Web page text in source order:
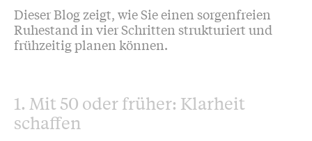
Dieser Blog zeigt, wie Sie einen sorgenfreien
Ruhestand in vier Schritten strukturiert und
frühzeitig planen können.
1. Mit 50 oder früher: Klarheit
schaffen